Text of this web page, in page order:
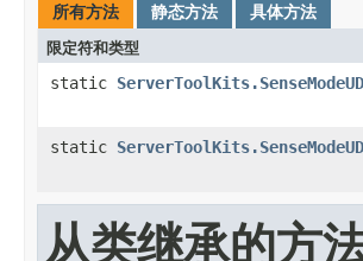
所有方法 静态方法 具体方法
限定符和类型
static
static
从类继承的